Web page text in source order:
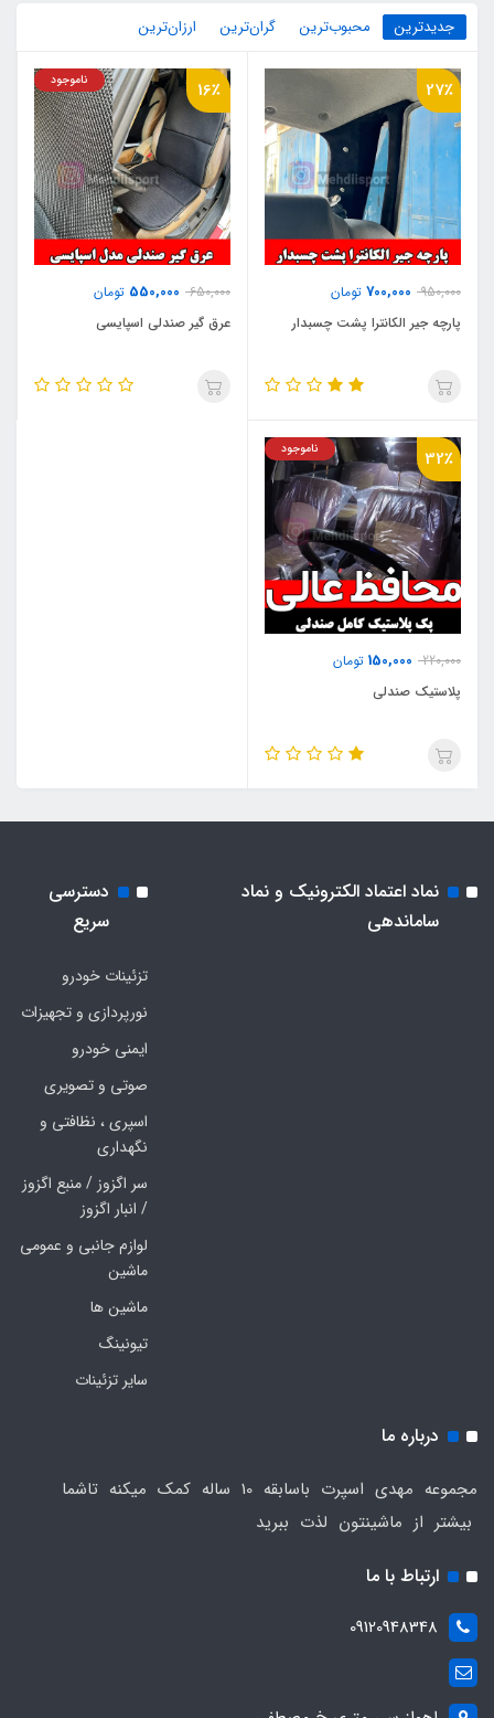
جدیدترین محبوب‌ترین گران‌ترین ارزان‌ترین
27٪
950,000
700,000 تومان
پارچه جیر الکانترا پشت چسبدار
16٪
650,000
550,000 تومان
ناموجود
عرق گیر صندلی اسپایسی
32٪
220,000
150,000 تومان
ناموجود
پلاستیک صندلی
نماد اعتماد الکترونیک و نماد
ساماندهی
دسترسی
سریع
تزئینات خودرو
نورپردازی و تجهیزات
ایمنی خودرو
صوتی و تصویری
اسپری ، نظافتی و
نگهداری
سر اگزوز / منبع اگزوز
/ انبار اگزوز
لوازم جانبی و عمومی
ماشین
ماشین ها
تیونینگ
سایر تزئینات
درباره ما
مجموعه مهدی اسپرت باسابقه 10 ساله کمک میکنه تاشما
بیشتر از ماشینتون لذت ببرید
ارتباط با ما
09120948348